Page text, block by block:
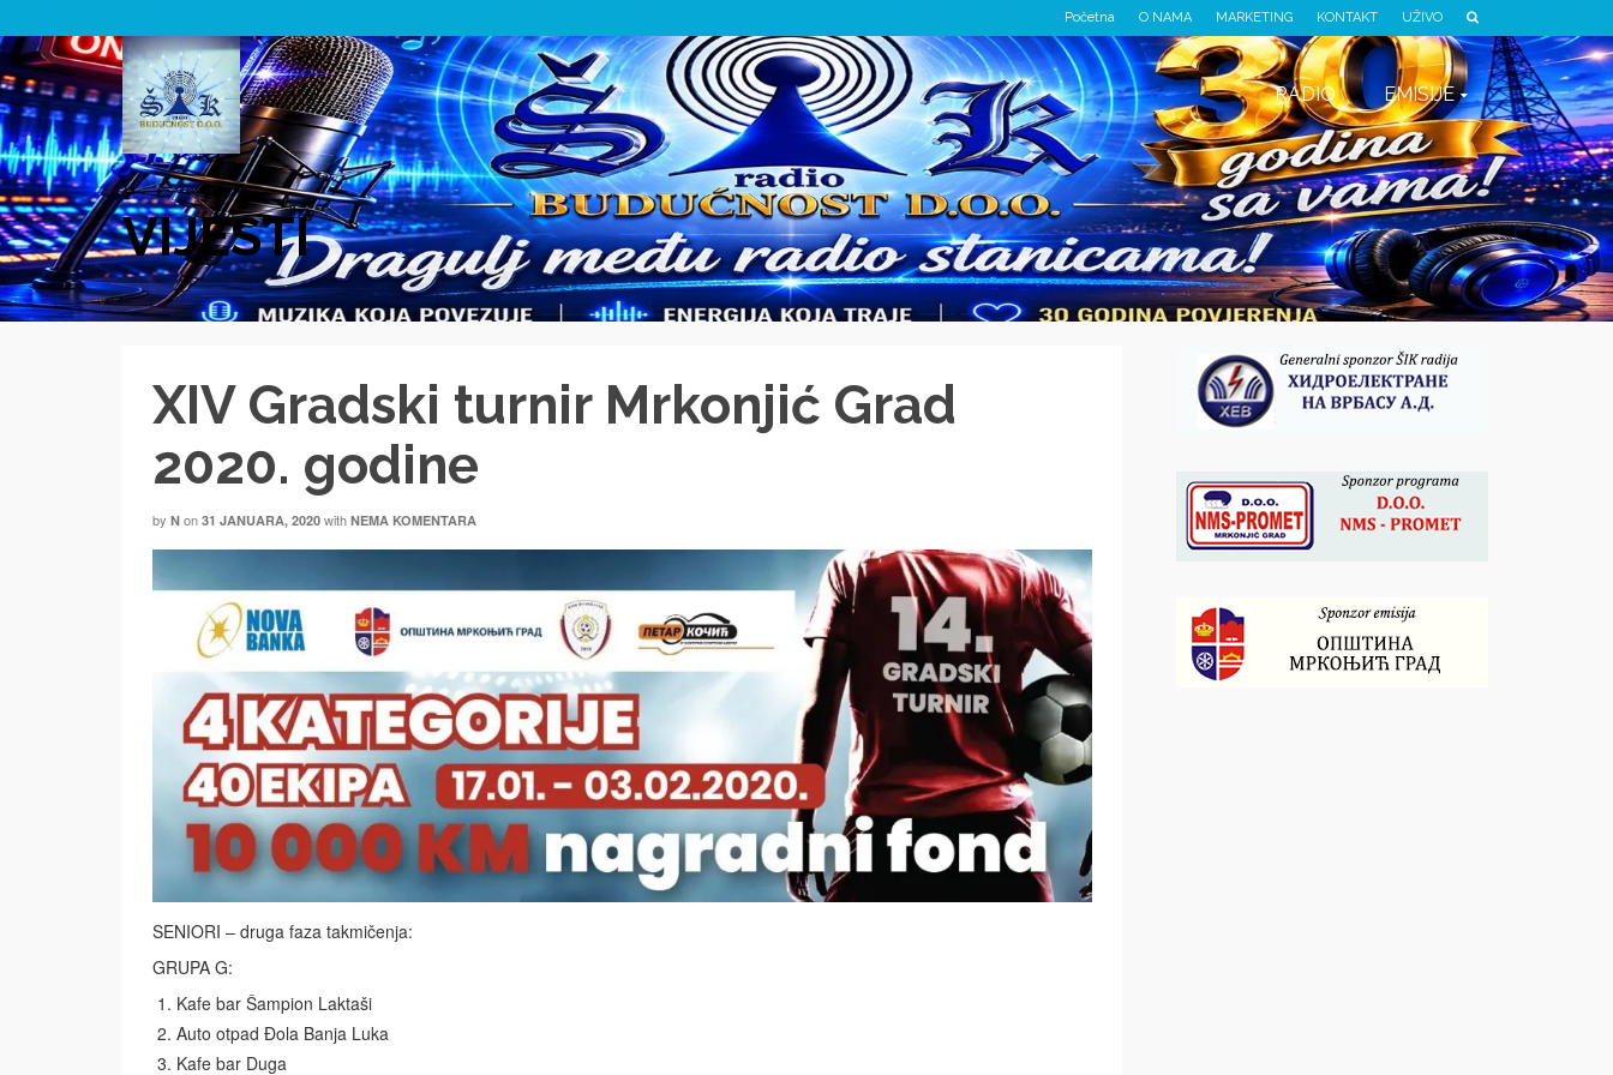
Početna O NAMA MARKETING KONTAKT UŽIVO
RADIO EMISIJE
VIJESTI
XIV Gradski turnir Mrkonjić Grad
2020. godine
by N on 31 JANUARA, 2020 with NEMA KOMENTARA
SENIORI – druga faza takmičenja:
GRUPA G:
Kafe bar Šampion Laktaši
Auto otpad Đola Banja Luka
Kafe bar Duga